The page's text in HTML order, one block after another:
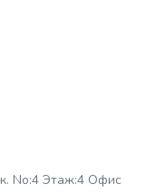
No:4 Этаж:4 Офис